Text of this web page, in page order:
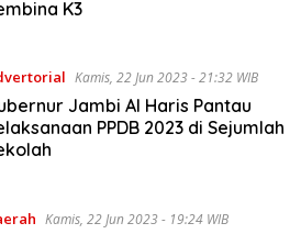
K3
Kamis, 22 Jun 2023 - 21:32 WIB
Jambi Al Haris Pantau
PPDB 2023 di Sejumlah
Kamis, 22 Jun 2023 - 19:24 WIB